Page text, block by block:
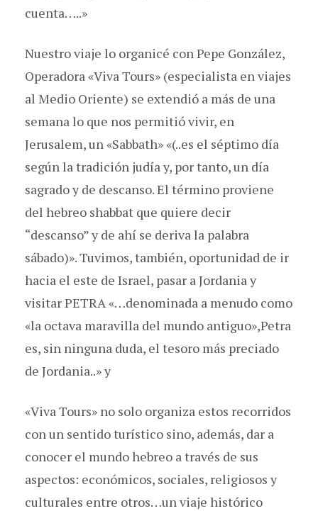
cuenta…..»
Nuestro viaje lo organicé con Pepe González,
Operadora «Viva Tours» (especialista en viajes
al Medio Oriente) se extendió a más de una
semana lo que nos permitió vivir, en
Jerusalem, un «Sabbath» «(..es el séptimo día
según la tradición judía y, por tanto, un día
sagrado y de descanso. El término proviene
del hebreo shabbat que quiere decir
“descanso” y de ahí se deriva la palabra
sábado)». Tuvimos, también, oportunidad de ir
hacia el este de Israel, pasar a Jordania y
visitar PETRA «…denominada a menudo como
«la octava maravilla del mundo antiguo»,Petra
es, sin ninguna duda, el tesoro más preciado
de Jordania..» y
«Viva Tours» no solo organiza estos recorridos
con un sentido turístico sino, además, dar a
conocer el mundo hebreo a través de sus
aspectos: económicos, sociales, religiosos y
culturales entre otros…un viaje histórico